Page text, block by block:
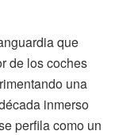
que
de los coches
una
inmerso
perfila como un